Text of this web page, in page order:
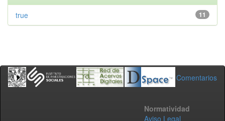
11
true
Comentarios
Normatividad
Aviso Legal